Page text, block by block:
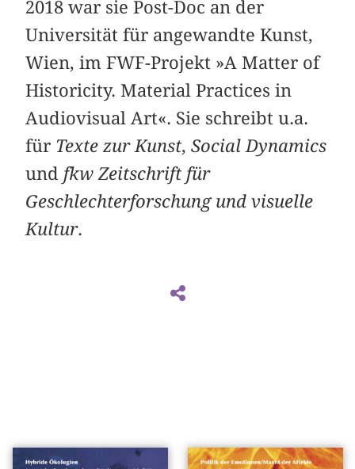
2018 war sie Post-Doc an der
Universität für angewandte Kunst,
Wien, im FWF-Projekt »A Matter of
Historicity. Material Practices in
Audiovisual Art«. Sie schreibt u.a.
für Texte zur Kunst,Social Dynamics
und fkw Zeitschrift für
Geschlechterforschung und visuelle
Kultur.